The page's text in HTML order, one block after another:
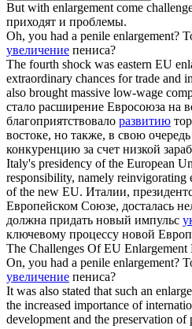
But with enlargementcome
приходят и проблемы.
Oh, you had a penile enlargement?
увеличение пениса?
The fourth shock was eastern EU
extraordinary chances for trade and
also brought massive low-wage
стало расширение Евросоюза на
благоприятствовало развитию
востоке, но также, в свою
конкуренцию за счет низкой
Italy's presidency of the European
responsibility, namely reinvigorating
of the new EU. Италии,
Европейском Союзе, досталась
должна придать новый импульс
ключевому процессу новой
The Challenges Of EU Enlargement
On, you had a penile enlargement?
увеличение пениса?
It was also stated that such an
the increased importance of
development and the preservation of